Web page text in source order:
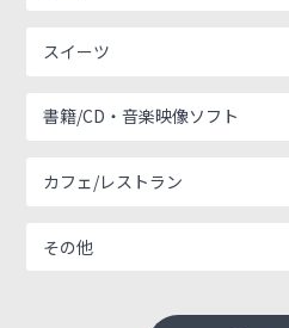
スイーツ
書籍/CD・音楽映像ソフト
カフェ/レストラン
その他